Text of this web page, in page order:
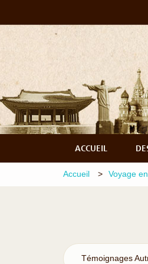
ACCUEIL
Accueil Voyage
Témoignages